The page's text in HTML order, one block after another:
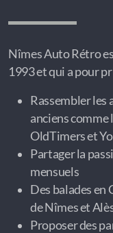
Nîmes Auto Rétro
1993 et qui a pour
Rassembler les
anciens comme
OldTimers et
Partager la
mensuels
Des balades en
de Nîmes et
Proposer des